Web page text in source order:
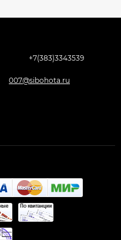
+7(383)3343539
007@sibohota.ru